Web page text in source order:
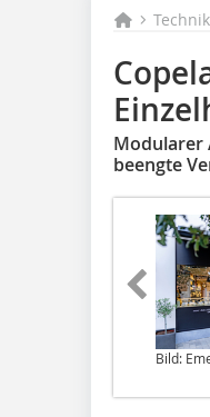
Technik
Modularer
beengte
Bild: